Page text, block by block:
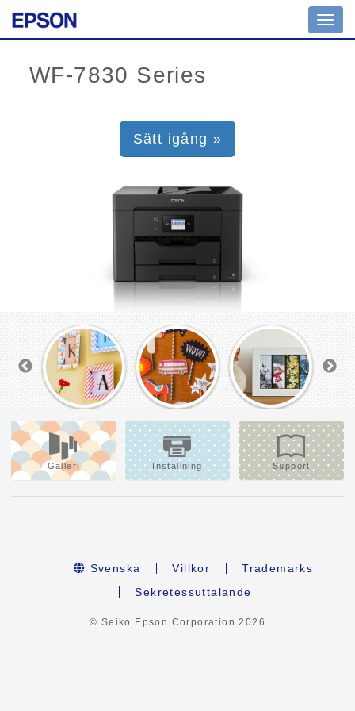
Sätt igång »
Galleri Inställning Support
Svenska Villkor
Trademarks
Sekretessuttalande
© Seiko Epson Corporation2026